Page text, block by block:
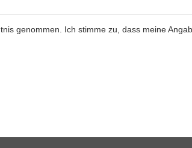
genommen. Ich stimme zu, dass meine